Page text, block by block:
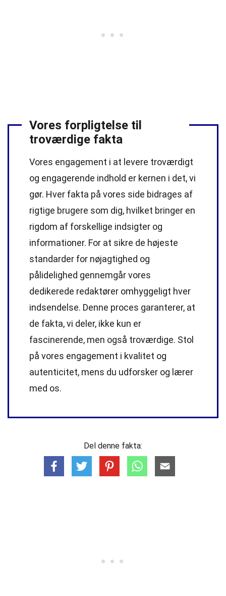
Vores forpligtelse til
troværdige fakta
Vores engagement i at levere troværdigt
og engagerende indhold er kernen i det, vi
gør. Hver fakta på vores side bidrages af
rigtige brugere som dig, hvilket bringer en
rigdom af forskellige indsigter og
informationer. For at sikre de højeste
standarder for nøjagtighed og
pålidelighed gennemgår vores
dedikerede redaktører omhyggeligt hver
indsendelse. Denne proces garanterer, at
de fakta, vi deler, ikke kun er
fascinerende, men også troværdige. Stol
på vores engagement i kvalitet og
autenticitet, mens du udforsker og lærer
med os.
Del denne fakta: